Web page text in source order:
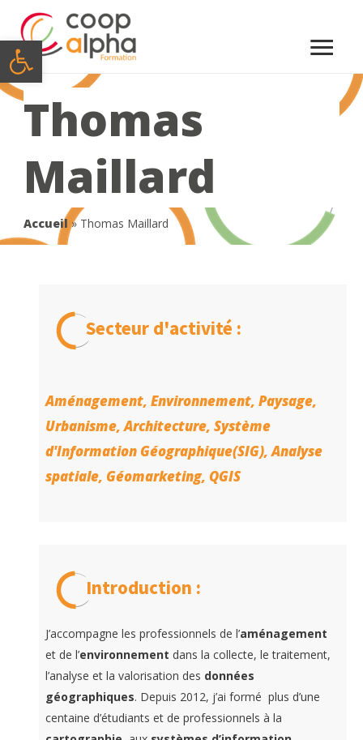
Ouvrir la barre d’outils
Menu
Thomas
Maillard
Accueil » Thomas Maillard
Secteur d'activité :
Aménagement, Environnement, Paysage,
Urbanisme, Architecture, Système
d'Information Géographique(SIG), Analyse
spatiale, Géomarketing, QGIS
Introduction :
J’accompagne les professionnels de l’aménagement
et de l’environnement dans la collecte, le traitement,
l’analyse et la valorisation des données
géographiques. Depuis 2012, j’ai formé plus d’une
centaine d’étudiants et de professionnels à la